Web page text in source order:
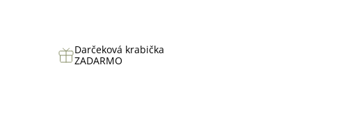
Darčeková krabička
ZADARMO